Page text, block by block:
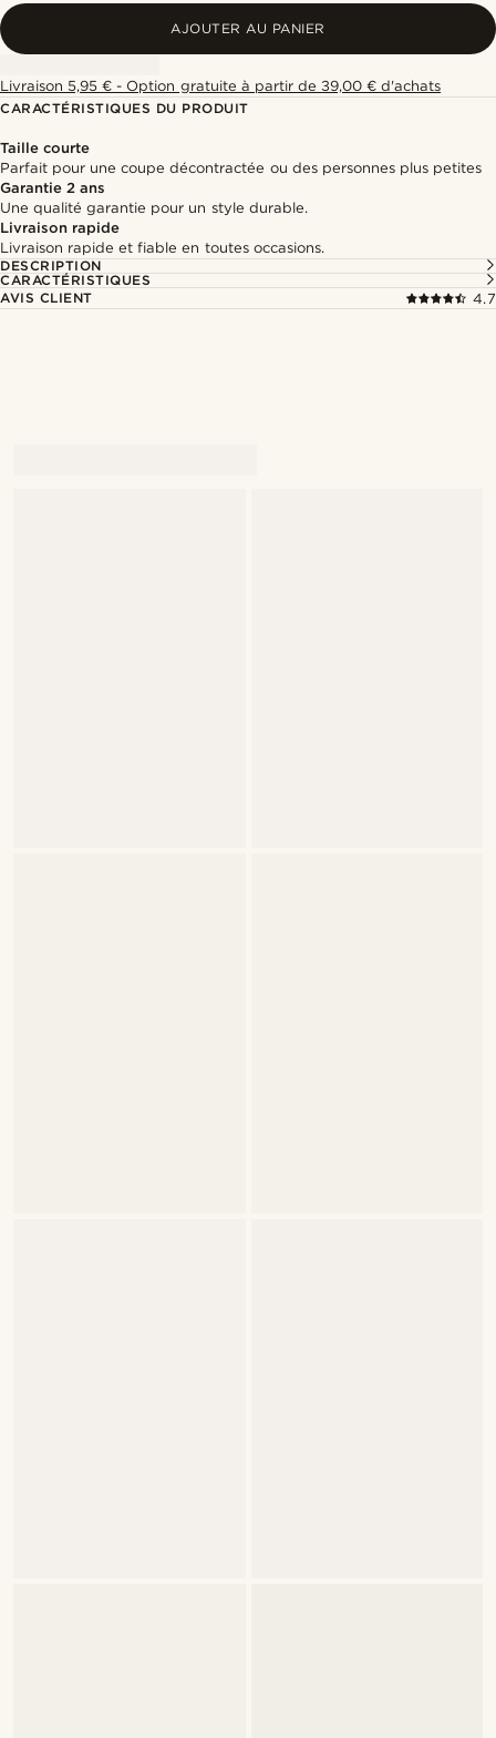
AJOUTER AU PANIER
Livraison 5,95 € - Option gratuite à partir de 39,00 € d'achats
CARACTÉRISTIQUES DU PRODUIT
Taille courte
Parfait pour une coupe décontractée ou des personnes plus petites
Garantie 2 ans
Une qualité garantie pour un style durable.
Livraison rapide
Livraison rapide et fiable en toutes occasions.
DESCRIPTION
CARACTÉRISTIQUES
AVIS CLIENT
4.7